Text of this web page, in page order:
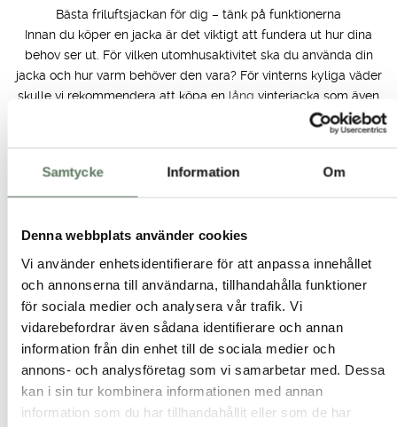
Samtycke Information Om
Denna webbplats använder cookies
Vi använder enhetsidentifierare för att anpassa innehållet
och annonserna till användarna, tillhandahålla funktioner
för sociala medier och analysera vår trafik. Vi
vidarebefordrar även sådana identifierare och annan
information från din enhet till de sociala medier och
annons- och analysföretag som vi samarbetar med. Dessa
kan i sin tur kombinera informationen med annan
information som du har tillhandahållit eller som de har
999.00 kr.
599.00 kr.Bästa friluftsjackan för dig – tänk på funktionerna
Innan du köper en jacka är det viktigt att fundera ut hur dina
behov ser ut. För vilken utomhusaktivitet ska du använda din
jacka och hur varm behöver den vara? För vinterns kyliga väder
skulle vi rekommendera att köpa en lång vinterjacka som även
och snygga
vinterjackor för dam i flera färger som blå och röd. Ska du
undersöka om jackan andas och om den har ventilation. Det är
även viktigt att undersöka vilken vattentäthet friluftsjackan har
övergångsjacka för vår och höst. Med lätt fyllning är den
lagom varm samtidigt som den är lätt och smidig att bära. I
vårt utbud av fritidsjackor dam hittar du även fodrad
regnjacka , fodrade skjortjackor , samt tunnare jackor som
Jacket
för vårens alla aktiviteter. Köp din regn och vindjacka till
dam online. Oavsett om du vill ha en snygg svart vårjacka att
båten, har vi det du behöver för att lyckat äventyr.
Fritidsjackor till dam i stora storlekar